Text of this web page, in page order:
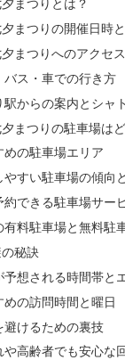
まつりとは？
まつりの開催日時
まつりへのアクセ
バス・車での行き方
駅からの案内とシャ
まつりの駐車場は
めの駐車場エリア
やすい駐車場の傾向
約できる駐車場サー
有料駐車場と無料駐
秘訣
予想される時間帯と
めの訪問時間と曜日
避けるための裏技
や高齢者でも安心な